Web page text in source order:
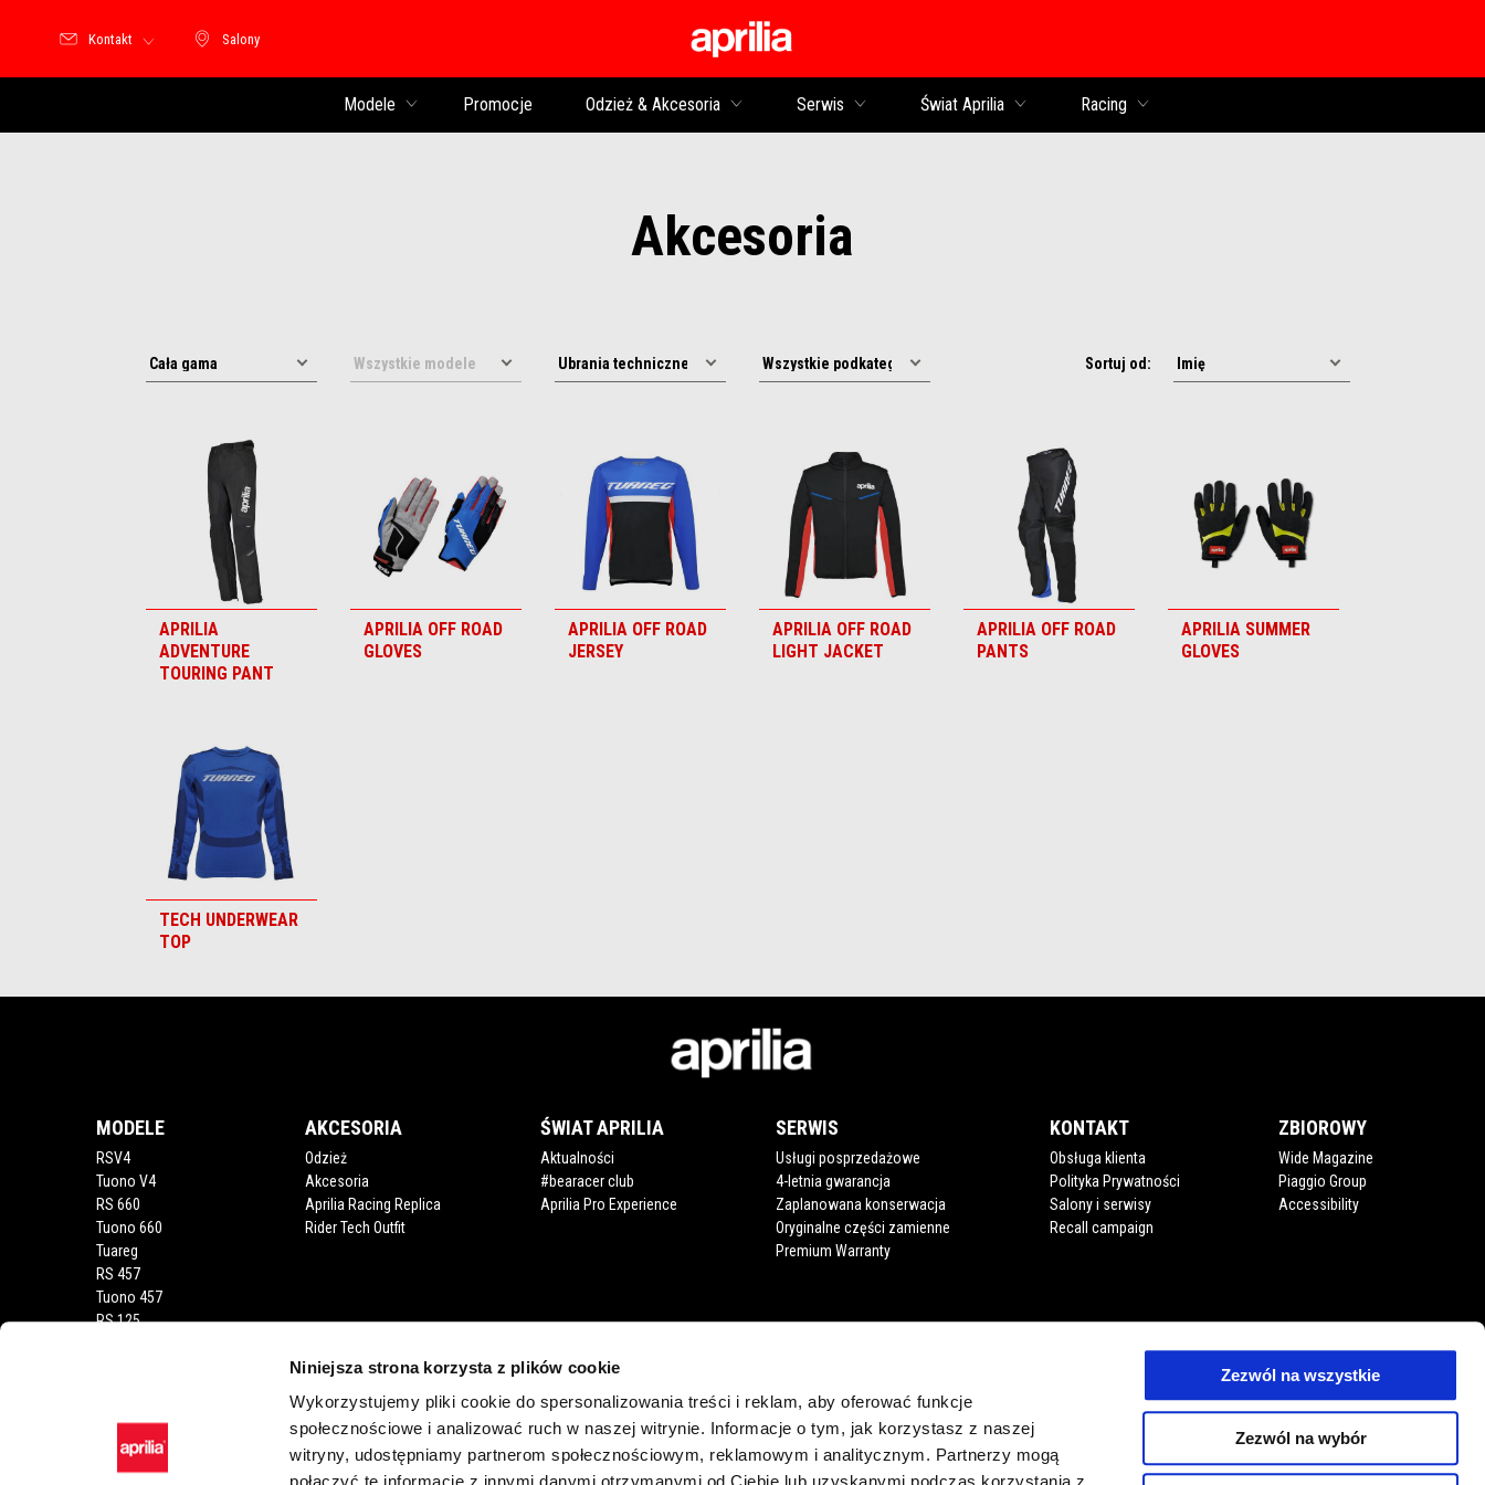
Niniejsza strona korzysta z plików cookie
Wykorzystujemy pliki cookie do spersonalizowania treści i reklam, aby oferować funkcje
społecznościowe i analizować ruch w naszej witrynie. Informacje o tym, jak korzystasz z naszej
witryny, udostępniamy partnerom społecznościowym, reklamowym i analitycznym. Partnerzy mogą
Zezwól na wszystkie
Zezwól na wybór
Salony
Salony
Kontakt
Modele Promocje Odzież & Akcesoria Serwis Świat Aprilia Racing
Akcesoria
Sortuj od:
APRILIA
ADVENTURE
TOURING PANT
APRILIA OFF ROAD
GLOVES
APRILIA OFF ROAD
JERSEY
APRILIA OFF ROAD
LIGHT JACKET
APRILIA OFF ROAD
PANTS
APRILIA SUMMER
GLOVES
TECH UNDERWEAR
TOP
MODELE
RSV4
Tuono V4
RS 660
Tuono 660
Tuareg
RS 457
Tuono 457
RS 125
AKCESORIA
Odzież
Akcesoria
Aprilia Racing Replica
Rider Tech Outfit
ŚWIAT APRILIA
Aktualności
#bearacer club
Aprilia Pro Experience
SERWIS
Usługi posprzedażowe
4-letnia gwarancja
Zaplanowana konserwacja
Oryginalne części zamienne
Premium Warranty
KONTAKT
Obsługa klienta
Polityka Prywatności
Salony i serwisy
Recall campaign
ZBIOROWY
Wide Magazine
Piaggio Group
Accessibility